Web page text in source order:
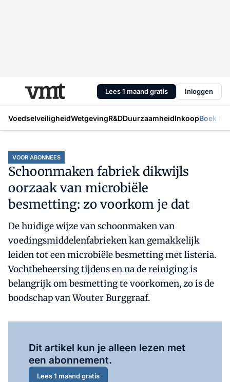
Lees 1 maand gratis Inloggen
VoedselveiligheidWetgevingR&DDuurzaamheidInkoopBoek
VOOR ABONNEES
Schoonmaken fabriek dikwijls
oorzaak van microbiële
besmetting: zo voorkom je dat
De huidige wijze van schoonmaken van
voedingsmiddelenfabrieken kan gemakkelijk
leiden tot een microbiële besmetting met listeria.
Vochtbeheersing tijdens en na de reiniging is
belangrijk om besmetting te voorkomen, zo is de
boodschap van Wouter Burggraaf.
Dit artikel kun je alleen lezen met
een abonnement.
Lees 1 maand gratis